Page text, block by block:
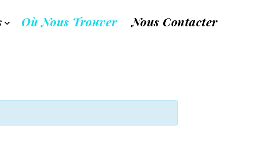
Où Nous Trouver Nous Contacter